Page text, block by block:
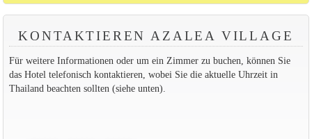
KONTAKTIEREN AZALEA VILLAGE
Für weitere Informationen oder um ein Zimmer zu buchen, können Sie
das Hotel telefonisch kontaktieren, wobei Sie die aktuelle Uhrzeit in
Thailand beachten sollten (siehe unten).